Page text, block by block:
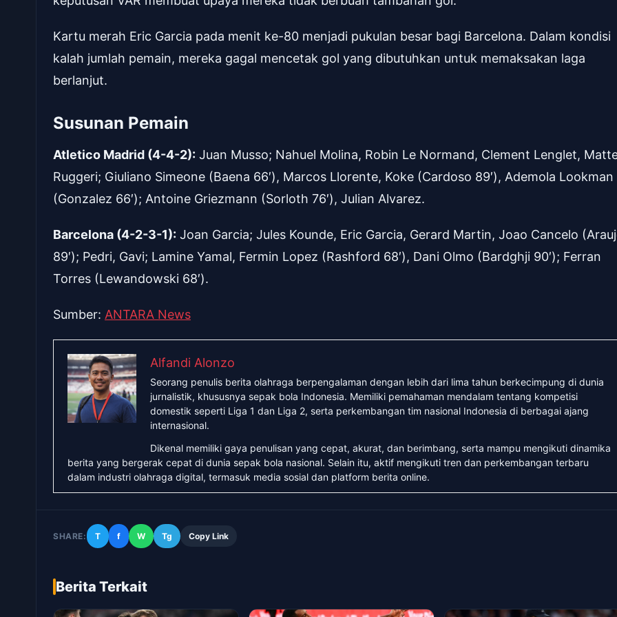
Kartu merah Eric Garcia pada menit ke-80 menjadi pukulan besar bagi Barcelona. Dalam kondisi
kalah jumlah pemain, mereka gagal mencetak gol yang dibutuhkan untuk memaksakan laga
berlanjut.
Susunan Pemain
Atletico Madrid (4-4-2): Juan Musso; Nahuel Molina, Robin Le Normand, Clement Lenglet,
Ruggeri; Giuliano Simeone (Baena 66′), Marcos Llorente, Koke (Cardoso 89′), Ademola Lookman
(Gonzalez 66′); Antoine Griezmann (Sorloth 76′), Julian Alvarez.
Barcelona (4-2-3-1): Joan Garcia; Jules Kounde, Eric Garcia, Gerard Martin, Joao Cancelo
89′); Pedri, Gavi; Lamine Yamal, Fermin Lopez (Rashford 68′), Dani Olmo (Bardghji 90′); Ferran
Torres (Lewandowski 68′).
Sumber: ANTARA News
Alfandi Alonzo
Seorang penulis berita olahraga berpengalaman dengan lebih dari lima tahun berkecimpung di dunia
jurnalistik, khususnya sepak bola Indonesia. Memiliki pemahaman mendalam tentang kompetisi
domestik seperti Liga 1 dan Liga 2, serta perkembangan tim nasional Indonesia di berbagai ajang
internasional.
Dikenal memiliki gaya penulisan yang cepat, akurat, dan berimbang, serta mampu mengikuti dinamika
berita yang bergerak cepat di dunia sepak bola nasional. Selain itu, aktif mengikuti tren dan perkembangan terbaru
dalam industri olahraga digital, termasuk media sosial dan platform berita online.
SHARE: T f W Tg Copy Link
Berita Terkait